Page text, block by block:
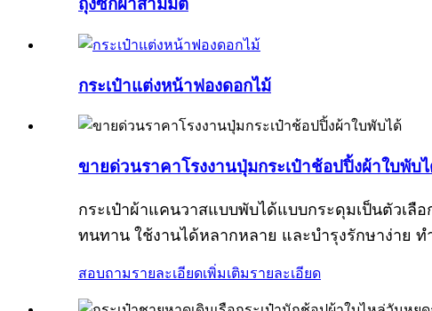
ถุงซักผ้าสามมิติ
กระเป๋าแต่งหน้าฟองดอกไม้
ขายด่วนราคาโรงงานปุ่มกระเป๋าช้อปปิ้งผ้าใบพับ
กระเป๋าผ้าแคนวาสแบบพับได้แบบกระดุมเป็นตัวเลื
ทนทาน ใช้งานได้หลากหลาย และบำรุงรักษาง่าย
สอบถามรายละเอียดเพิ่มเติมรายละเอียด